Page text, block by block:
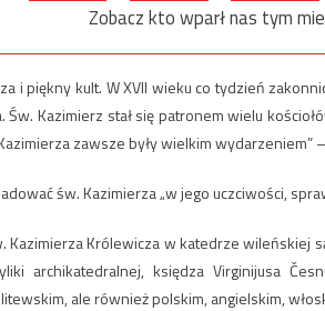
Zobacz kto wparł nas tym
i piękny kult. W XVII wieku co tydzień
Św. Kazimierz stał się patronem wielu
zawsze były wielkim wydarzeniem”
św. Kazimierza „w jego uczciwości,
Kazimierza Królewicza w katedrze wileńskiej
archikatedralnej, księdza Virginijusa
ale również polskim, angielskim,